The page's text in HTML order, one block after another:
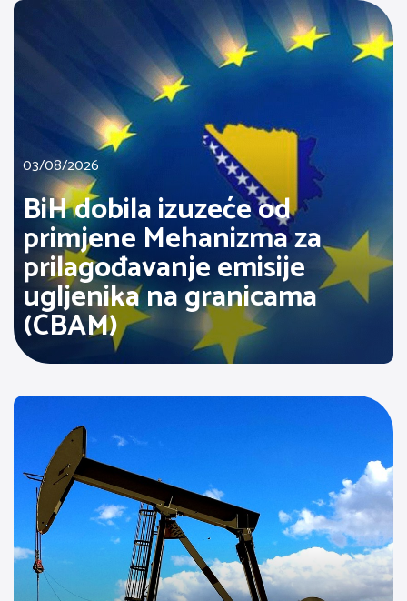
03/08/2026
BiH dobila izuzeće od
primjene Mehanizma za
prilagođavanje emisije
ugljenika na granicama
(CBAM)